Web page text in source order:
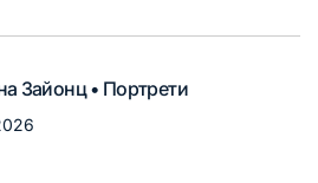
Зайонц • Портрети